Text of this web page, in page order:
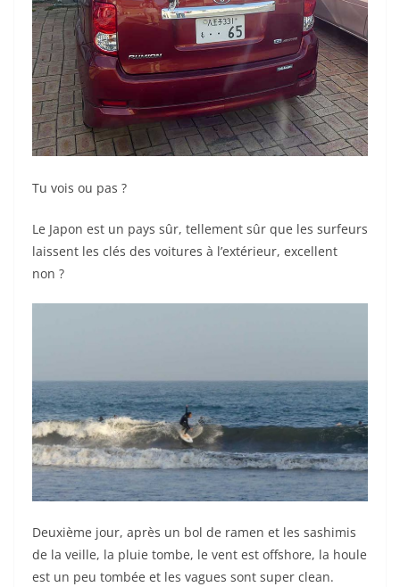
Tu vois ou pas ?
Le Japon est un pays sûr, tellement sûr que les surfeurs
laissent les clés des voitures à l’extérieur, excellent
non ?
Deuxième jour, après un bol de ramen et les sashimis
de la veille, la pluie tombe, le vent est offshore, la houle
est un peu tombée et les vagues sont super clean.